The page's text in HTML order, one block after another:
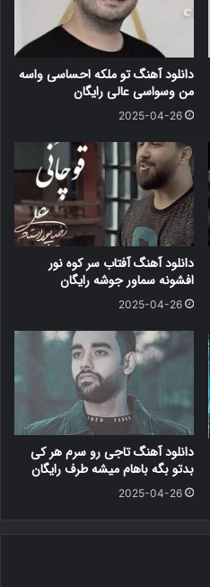
دانلود آهنگ تو ملکه احساسی واسه
من وسواسی عالی رایگان
2025-04-26
دانلود آهنگ آفتاب سر کوه نور
افشونه سماور جوشه رایگان
2025-04-26
دانلود آهنگ تاجی رو سرم هر کی
بدتو بگه باهام میشه طرف رایگان
2025-04-26